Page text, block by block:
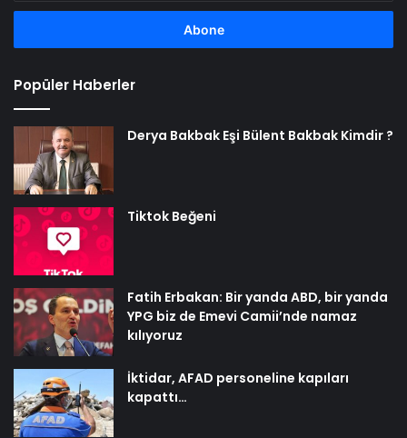
adresinizi
Popüler Haberler
Derya Bakbak Eşi Bülent Bakbak Kimdir ?
Tiktok Beğeni
Fatih Erbakan: Bir yanda ABD, bir yanda
YPG biz de Emevi Camii’nde namaz
kılıyoruz
İktidar, AFAD personeline kapıları
kapattı…